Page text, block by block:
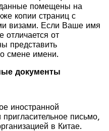
помещены на
копии страниц с
визами. Если Ваше имя
отличается от
представить
смене имени.
документы
иностранной
письмо,
в Китае.